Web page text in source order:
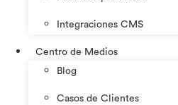
Integraciones CMS
Centro de Medios
Blog
Casos de Clientes